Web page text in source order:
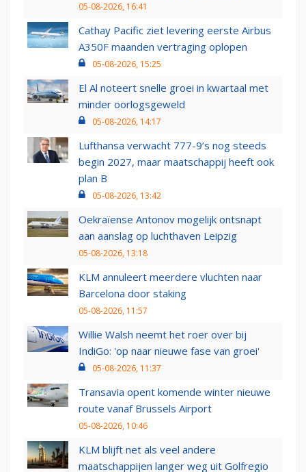
05-08-2026, 16:41
Cathay Pacific ziet levering eerste Airbus
A350F maanden vertraging oplopen
05-08-2026, 15:25
El Al noteert snelle groei in kwartaal met
minder oorlogsgeweld
05-08-2026, 14:17
Lufthansa verwacht 777-9’s nog steeds
begin 2027, maar maatschappij heeft ook
plan B
05-08-2026, 13:42
Oekraïense Antonov mogelijk ontsnapt
aan aanslag op luchthaven Leipzig
05-08-2026, 13:18
KLM annuleert meerdere vluchten naar
Barcelona door staking
05-08-2026, 11:57
Willie Walsh neemt het roer over bij
IndiGo: 'op naar nieuwe fase van groei'
05-08-2026, 11:37
Transavia opent komende winter nieuwe
route vanaf Brussels Airport
05-08-2026, 10:46
KLM blijft net als veel andere
maatschappijen langer weg uit Golfregio